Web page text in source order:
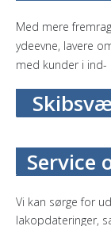
Med mere
ydeevne, lavere
med kunder i ind-
Service
Vi kan sørge for
lakopdateringer,